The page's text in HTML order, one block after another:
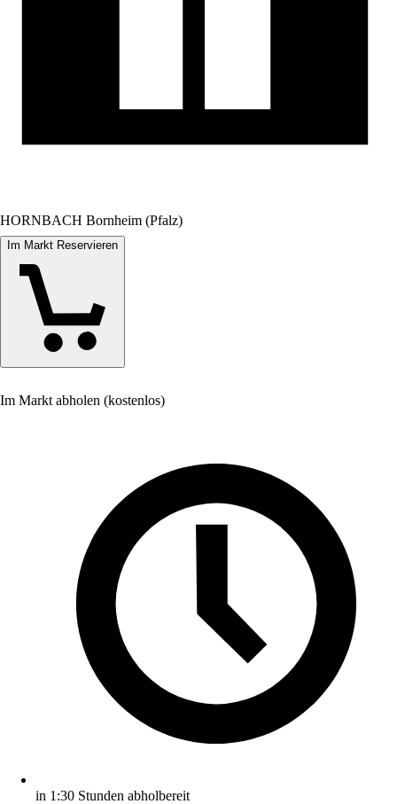
HORNBACH Bornheim (Pfalz)
Im Markt Reservieren
Im Markt abholen (kostenlos)
in 1:30 Stunden abholbereit